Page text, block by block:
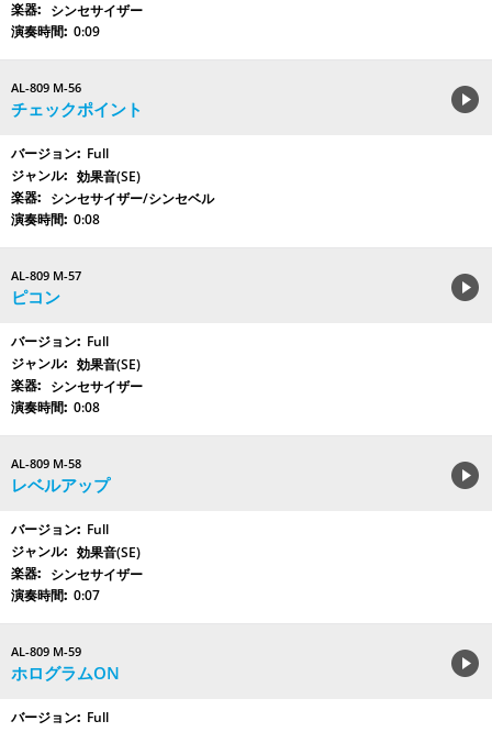
シンセサイザー
0:09
AL-809 M-56
チェックポイント
Full
効果音(SE)
シンセサイザー/シンセベル
0:08
AL-809 M-57
ピコン
Full
効果音(SE)
シンセサイザー
0:08
AL-809 M-58
レベルアップ
Full
効果音(SE)
シンセサイザー
0:07
AL-809 M-59
ホログラムON
Full